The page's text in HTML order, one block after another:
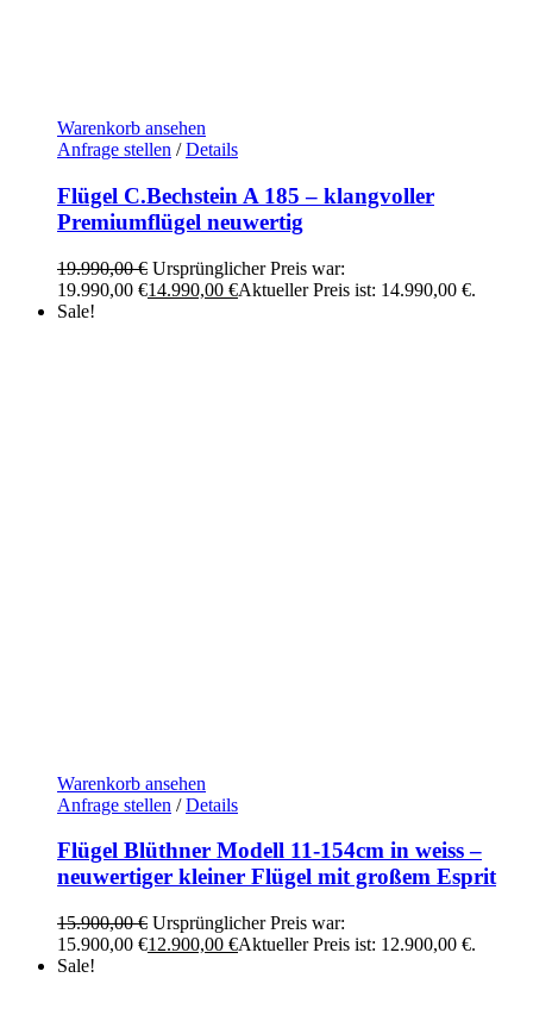
Warenkorb ansehen
Anfrage stellen / Details
Flügel C.Bechstein A 185 – klangvoller
Premiumflügel neuwertig
19.990,00€ Ursprünglicher Preis war:
19.990,00 €14.990,00 €Aktueller Preis ist: 14.990,00 €.
Sale!
Warenkorb ansehen
Anfrage stellen / Details
Flügel Blüthner Modell 11-154cm in weiss –
neuwertiger kleiner Flügel mit großem Esprit
15.900,00€ Ursprünglicher Preis war:
15.900,00 €12.900,00 €Aktueller Preis ist: 12.900,00 €.
Sale!